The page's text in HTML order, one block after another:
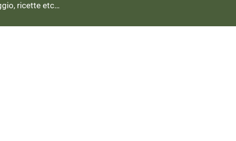
ricette etc…